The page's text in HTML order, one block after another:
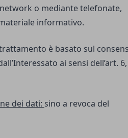
o mediante telefonate,
informativo.
è basato sul
ai sensi dell’art. 6,
dei dati: sino a revoca del